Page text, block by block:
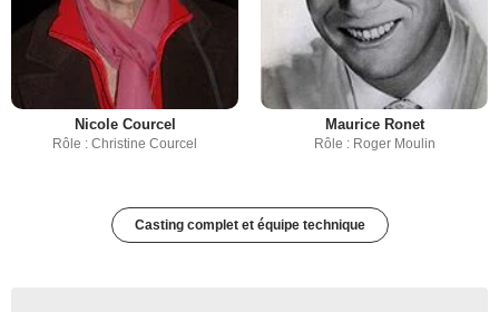
Nicole Courcel
Rôle : Christine Courcel
Maurice Ronet
Rôle : Roger Moulin
Casting complet et équipe technique